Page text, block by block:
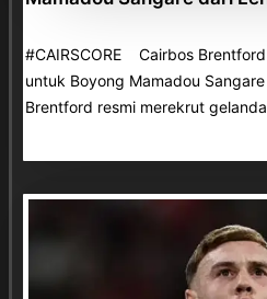
#CAIRSCORE Cairbos
untuk Boyong Mamadou
Brentford resmi merekrut